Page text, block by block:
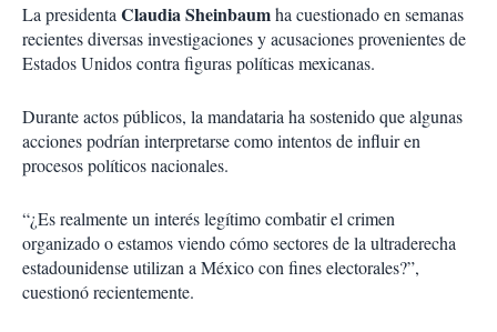
La presidentaClaudia Sheinbaumha cuestionado en semanas
recientes diversas investigaciones y acusaciones provenientes de
Estados Unidos contra figuras políticas mexicanas.
Durante actos públicos, la mandataria ha sostenido que algunas
acciones podrían interpretarse como intentos de influir en
procesos políticos nacionales.
“¿Es realmente un interés legítimo combatir el crimen
organizado o estamos viendo cómo sectores de la ultraderecha
estadounidense utilizan a México con fines electorales?”,
cuestionó recientemente.